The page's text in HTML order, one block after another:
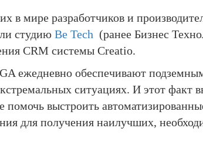
в мире разработчиков и
студию Be Tech (ранее Бизнес
CRM системы Creatio.
ежедневно обеспечивают
ситуациях. И этот факт
выстроить
для получения наилучших,